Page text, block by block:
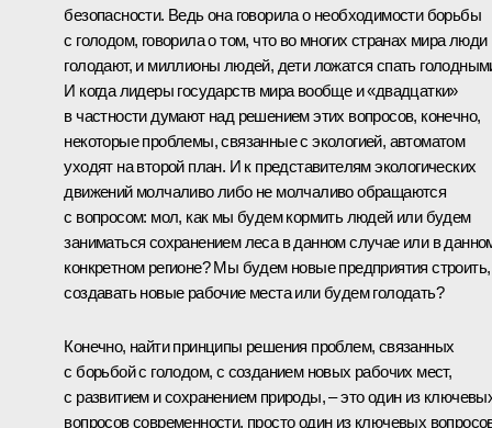
безопасности. Ведь она говорила о необходимости борьбы
с голодом, говорила о том, что во многих странах мира люди
голодают, и миллионы людей, дети ложатся спать
И когда лидеры государств мира вообще и «двадцатки»
в частности думают над решением этих вопросов, конечно,
некоторые проблемы, связанные с экологией, автоматом
уходят на второй план. И к представителям экологических
движений молчаливо либо не молчаливо обращаются
с вопросом: мол, как мы будем кормить людей или будем
заниматься сохранением леса в данном случае или в
конкретном регионе? Мы будем новые предприятия строить,
создавать новые рабочие места или будем голодать?
Конечно, найти принципы решения проблем, связанных
с борьбой с голодом, с созданием новых рабочих мест,
с развитием и сохранением природы, – это один из
вопросов современности, просто один из ключевых